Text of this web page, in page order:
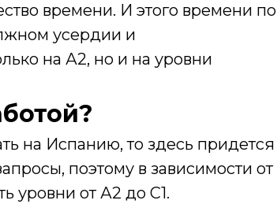
времени. И этого времени по
усердии и
на А2, но и на уровни
на Испанию, то здесь придется
поэтому в зависимости от
уровни от А2 до С1.